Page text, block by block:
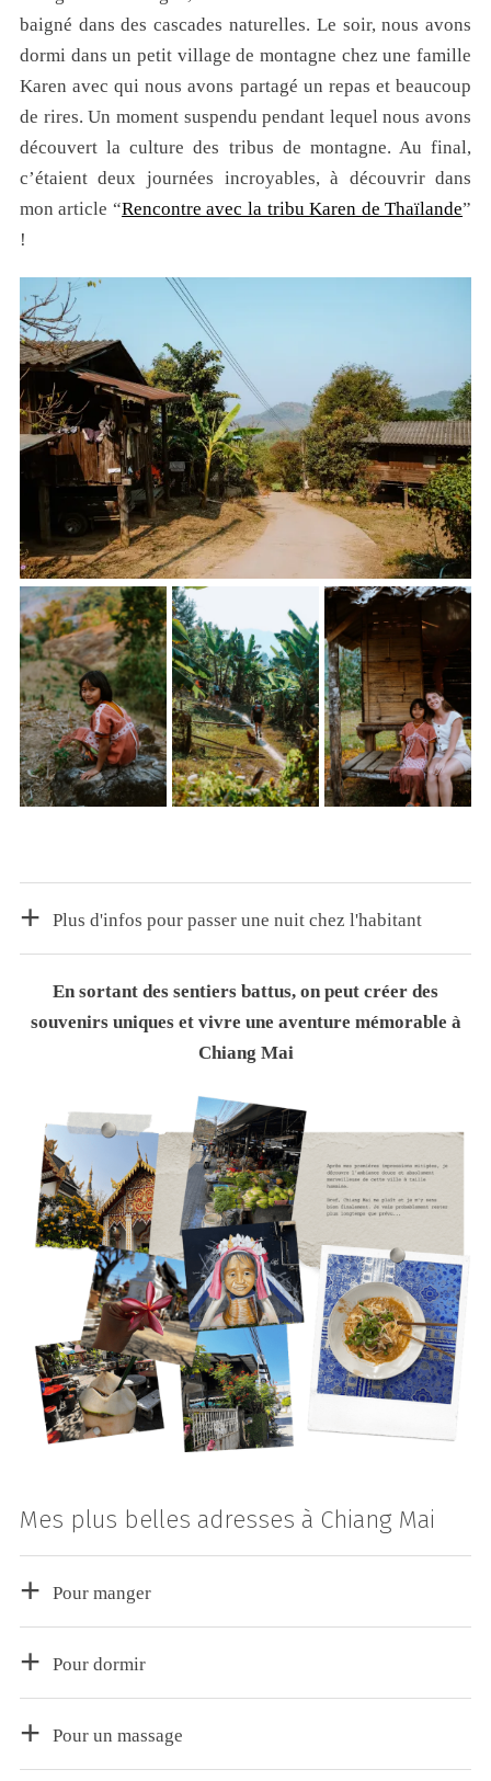
baigné dans des cascades naturelles. Le soir, nous avons
dormi dans un petit village de montagne chez une famille
Karen avec qui nous avons partagé un repas et beaucoup
de rires. Un moment suspendu pendant lequel nous avons
découvert la culture des tribus de montagne. Au final,
c’étaient deux journées incroyables, à découvrir dans
mon article “Rencontre avec la tribu Karen de Thaïlande”
!
Plus d'infos pour passer une nuit chez l'habitant
En sortant des sentiers battus, on peut créer des
souvenirs uniques et vivre une aventure mémorable à
Chiang Mai
Mes plus belles adresses à Chiang Mai
Pour manger
Pour dormir
Pour un massage